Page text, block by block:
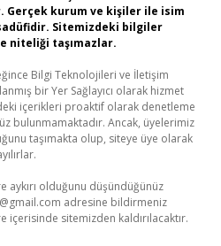
Gerçek kurum ve kişiler ile isim
Sitemizdeki bilgiler
niteliği taşımazlar.
Bilgi Teknolojileri ve İletişim
bir Yer Sağlayıcı olarak hizmet
içerikleri proaktif olarak denetleme
bulunmamaktadır. Ancak, üyelerimiz
taşımakta olup, siteye üye olarak
aykırı olduğunu düşündüğünüz
adresine bildirmeniz
içerisinde sitemizden kaldırılacaktır.